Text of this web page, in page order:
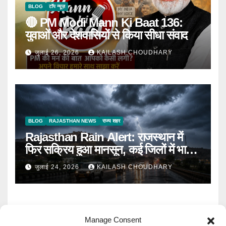
Manage Consent
BLOG टॉप न्यूज़
🔴 PM Modi Mann Ki Baat 136:
युवाओं और देशवासियों से किया सीधा संवाद
जुलाई 26, 2026 KAILASH CHOUDHARY
BLOG RAJASTHAN NEWS राज्य शहर
Rajasthan Rain Alert: राजस्थान में
फिर सक्रिय हुआ मानसून, कई जिलों में भारी
बारिश का Alert
जुलाई 24, 2026 KAILASH CHOUDHARY